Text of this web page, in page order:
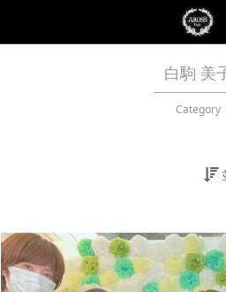
白駒 美
Category